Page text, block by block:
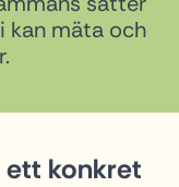
kan mäta och
ett konkret